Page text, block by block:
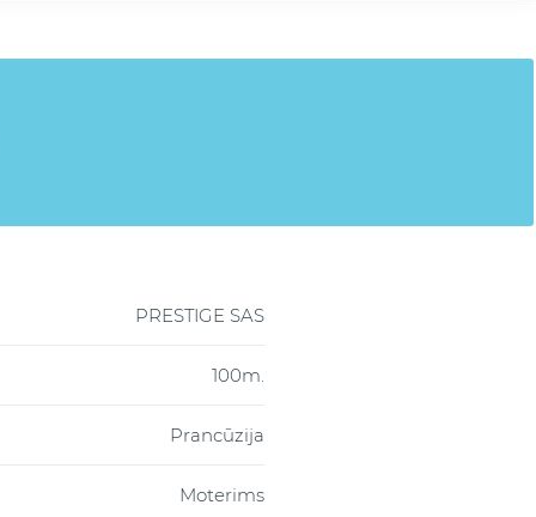
PRESTIGE SAS
100m.
Prancūzija
Moterims